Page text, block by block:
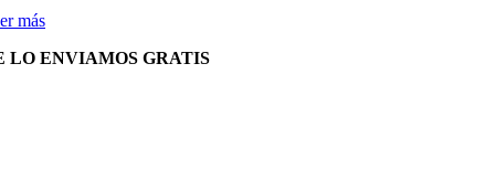
más
LO ENVIAMOS GRATIS